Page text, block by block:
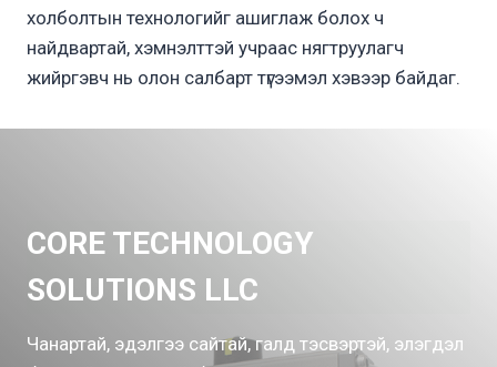
холболтын технологийг ашиглаж болох ч
найдвартай, хэмнэлттэй учраас нягтруулагч
жийргэвч нь олон салбарт түгээмэл хэвээр байдаг.
CORE TECHNOLOGY
SOLUTIONS LLC
Чанартай, эдэлгээ сайтай, галд тэсвэртэй, элэгдэл